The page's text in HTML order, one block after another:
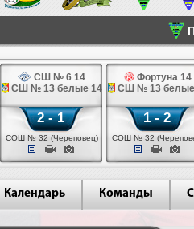
СШ № 6 14
СШ № 13 белые 14
2 - 1
СОШ № 32 (Череповец)
Фортуна 14
СШ № 13 белые
1 - 2
СОШ № 32
Календарь Команды